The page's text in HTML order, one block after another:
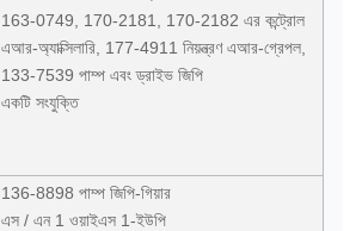
163-0749, 170-2181, 170-2182 এর কন্ট্রোল
এআর-অ্যাক্সিলারি, 177-4911 নিয়ন্ত্রণ এআর-গ্রেপল,
133-7539 পাম্প এবং ড্রাইভ জিপি
একটি সংযুক্তি
136-8898 পাম্প জিপি-গিয়ার
এস / এন 1 ওয়াইএস 1-ইউপি